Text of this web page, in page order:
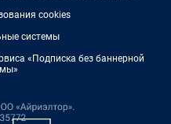
cookies
системы
«Подписка без баннерной